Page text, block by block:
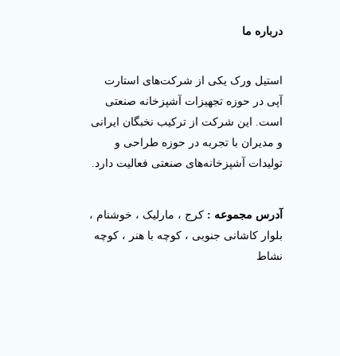
درباره ما
استیل ورک یکی از شرکت‌های استارت
آپی در حوزه تجهیزات آشپزخانه صنعتی
است. این شرکت از ترکیب نخبگان ایرانی
و مدیران با تجربه در حوزه طراحی و
تولیدات آشپزخانه‌های صنعتی فعالیت دارد.
آدرس مجموعه : کرج ، مارلیک ، خوشنام ،
بلوار کاشانی جنوبی ، کوچه با هنر ، کوچه
نشاط